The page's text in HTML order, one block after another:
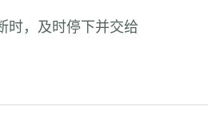
时，及时停下并交给